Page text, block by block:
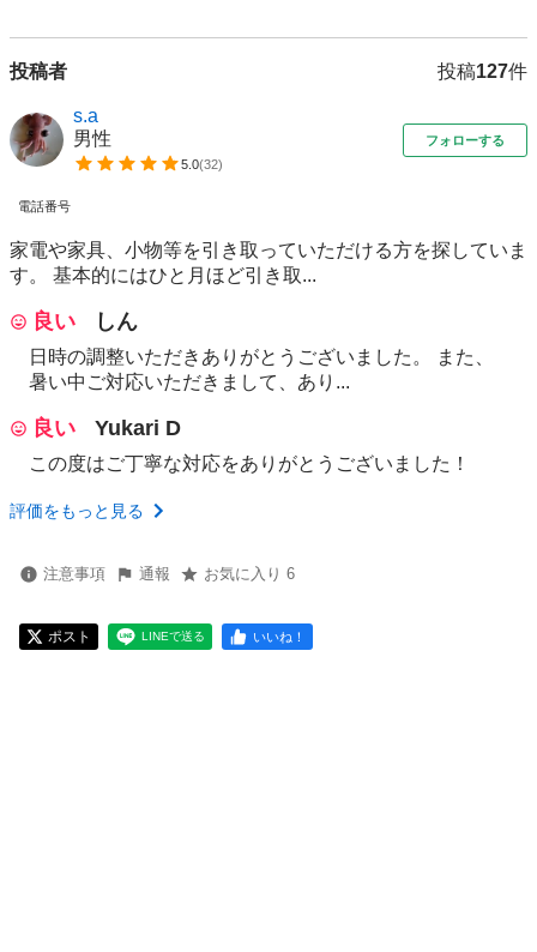
投稿者 投稿127件
s.a
男性
5.0(32)
フォローする
電話番号
家電や家具、小物等を引き取っていただける方を探していま
す。 基本的にはひと月ほど引き取...
良い しん
日時の調整いただきありがとうございました。 また、
暑い中ご対応いただきまして、あり...
良い Yukari D
この度はご丁寧な対応をありがとうございました！
評価をもっと見る
注意事項 通報 お気に入り 6
ポスト LINEで送る いいね！